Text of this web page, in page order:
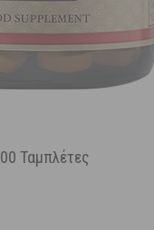
Ταμπλέτες